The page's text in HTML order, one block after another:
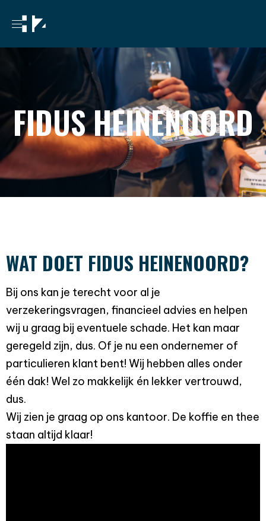
FIDUS HEINENOORD
WAT DOET FIDUS HEINENOORD?
Bij ons kan je terecht voor al je
verzekeringsvragen, financieel advies en helpen
wij u graag bij eventuele schade. Het kan maar
geregeld zijn, dus. Of je nu een ondernemer of
particulieren klant bent! Wij hebben alles onder
één dak! Wel zo makkelijk én lekker vertrouwd,
dus.
Wij zien je graag op ons kantoor. De koffie en thee
staan altijd klaar!